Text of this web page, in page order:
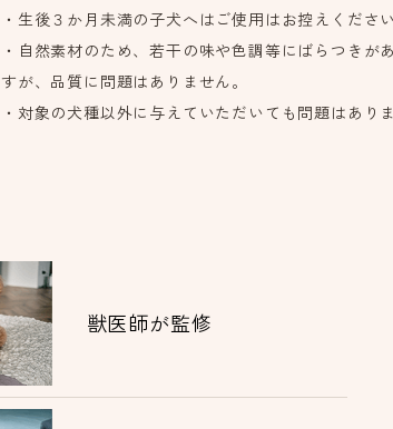
・生後３か月未満の子犬へはご使用はお控えください
・自然素材のため、若干の味や色調等にばらつきが
すが、品質に問題はありません。
・対象の犬種以外に与えていただいても問題はありま
獣医師が監修